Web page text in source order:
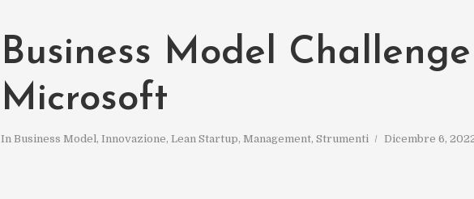
Business Model
Microsoft
In Business Model, Innovazione, Lean Startup, Management, Strumenti Dicembre 6,